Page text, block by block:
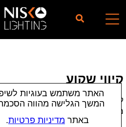
pages - should also ignore woo
pages!!
קיווי שקוע
קטגוריות:מנורות קיר |תאורת פנים
מק״ט:
22779 | 22778
האתר משתמש בעוגיות
המשך הגלישה מהווה הסכמה
באתר מדיניות פרטיות.